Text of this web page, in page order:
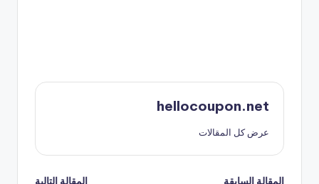
hellocoupon.net
عرض كل المقالات
المقالة السابقة
المقالة التالية